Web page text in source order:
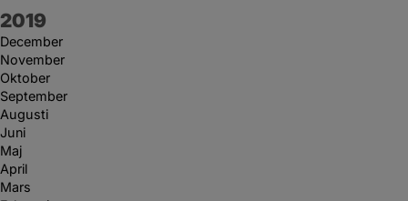
År:
2019
December
November
Oktober
September
Augusti
Juni
Maj
April
Mars